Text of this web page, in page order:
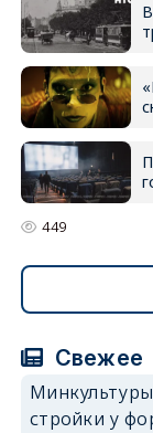
449
Свежее
стройки у